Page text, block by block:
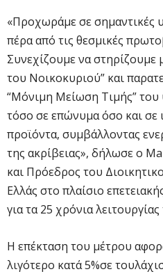
«Προχωράμε σε σημαντικές
πέρα από τις θεσμικές
Συνεχίζουμε να στηρίζουμε
του Νοικοκυριού” και
“Μόνιμη Μείωση Τιμής” του
τόσο σε επώνυμα όσο και σε
προϊόντα, συμβάλλοντας
της ακρίβειας», δήλωσε ο
και Πρόεδρος του
Ελλάς στο πλαίσιο
για τα 25 χρόνια
Η επέκταση του μέτρου
λιγότερο κατά 5%σε